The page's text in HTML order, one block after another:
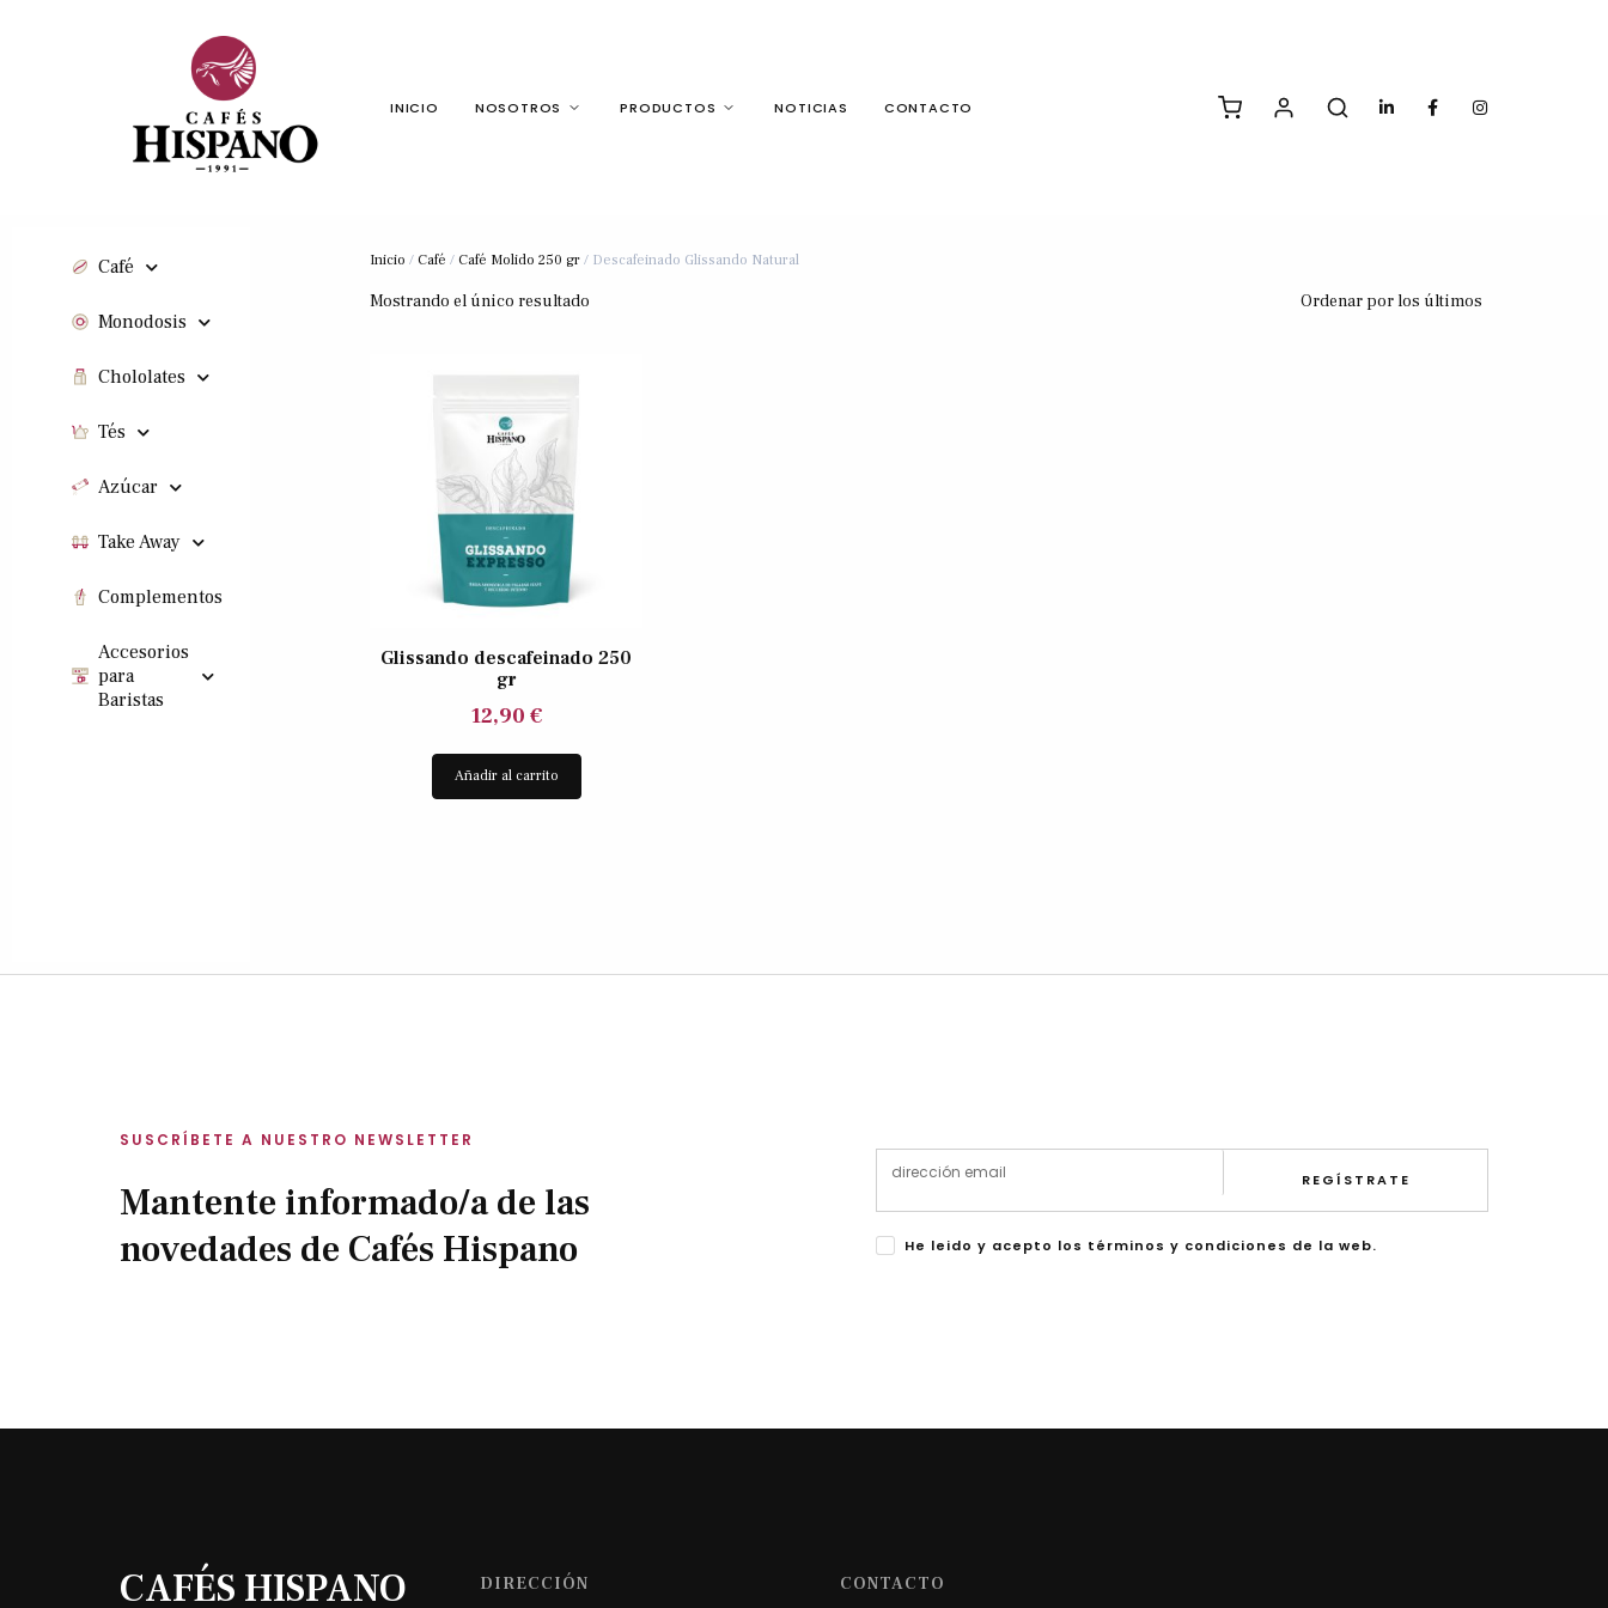
INICIO NOSOTROS PRODUCTOS NOTICIAS CONTACTO
Café
Monodosis
Chololates
Tés
Azúcar
Take Away
Complementos
Accesorios
para
Baristas
Inicio / Café / Café Molido 250 gr/ Descafeinado Glissando Natural
Mostrando el único resultado
Glissando descafeinado 250
gr
12,90 €
Añadir al carrito
SUSCRÍBETE A NUESTRO NEWSLETTER
Mantente informado/a de las
novedades de Cafés Hispano
REGÍSTRATE
He leido y acepto los términos y condiciones de la web.
CAFÉS HISPANO DIRECCIÓN CONTACTO